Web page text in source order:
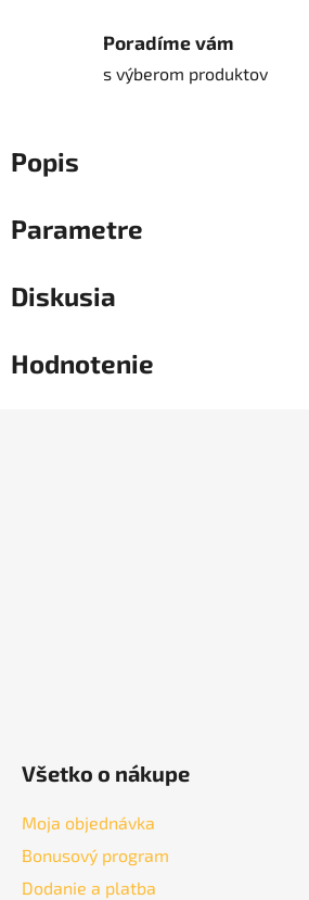
Poradíme vám
s výberom produktov
Popis
Parametre
Diskusia
Hodnotenie
Všetko o nákupe
Moja objednávka
Bonusový program
Dodanie a platba